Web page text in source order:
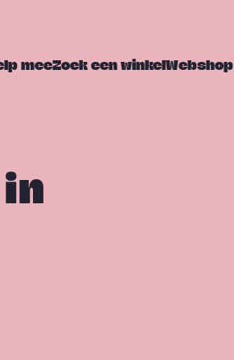
meeZoek een winkelWebshop